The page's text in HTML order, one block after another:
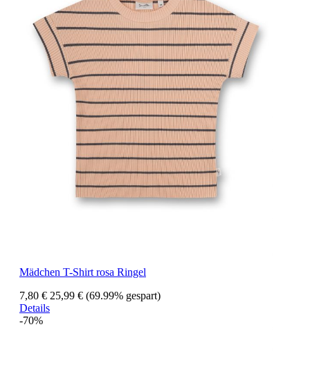
Mädchen T-Shirt rosa Ringel
7,80 € 25,99 € (69.99% gespart)
Details
-70%